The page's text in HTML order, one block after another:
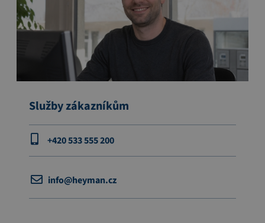
Služby zákazníkům
+420 533 555 200
info@heyman.cz